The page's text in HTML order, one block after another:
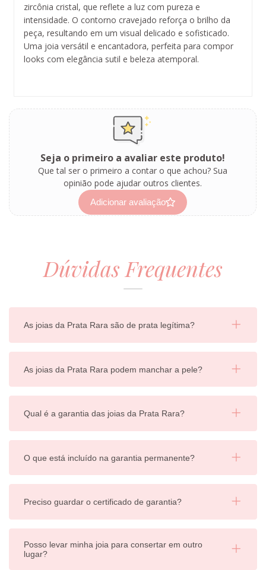
zircônia cristal, que reflete a luz com pureza e
intensidade. O contorno cravejado reforça o brilho da
peça, resultando em um visual delicado e sofisticado.
Uma joia versátil e encantadora, perfeita para compor
looks com elegância sutil e beleza atemporal.
Seja o primeiro a avaliar este produto!
Que tal ser o primeiro a contar o que achou? Sua
opinião pode ajudar outros clientes.
Adicionar avaliação
Dúvidas Frequentes
As joias da Prata Rara são de prata legítima?
As joias da Prata Rara podem manchar a pele?
Qual é a garantia das joias da Prata Rara?
O que está incluído na garantia permanente?
Preciso guardar o certificado de garantia?
Posso levar minha joia para consertar em outro
lugar?